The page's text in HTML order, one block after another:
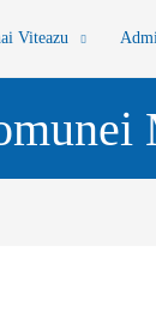
Viteazu